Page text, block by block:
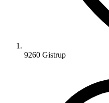
9260 Gistrup